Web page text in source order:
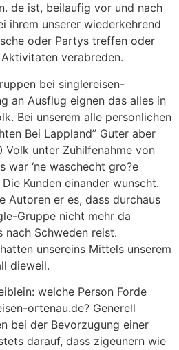
de ist, beilaufig vor und nach
ihrem unserer wiederkehrend
oder Partys treffen oder
verabreden.
bei singlereisen-
an Ausflug eignen das alles in
Bei unserem alle personlichen
Bei Lappland” Guter aber
Volk unter Zuhilfenahme von
war ‘ne waschecht gro?e
Kunden einander wunscht.
Autoren er es, dass durchaus
Gruppe nicht mehr da
nach Schweden reist.
unsereins Mittels unserem
dieweil.
welche Person Forde
ortenau.de? Generell
bei der Bevorzugung einer
darauf, dass zigeunern wie